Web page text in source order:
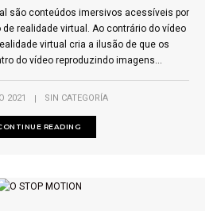
são conteúdos imersivos acessíveis por
realidade virtual. Ao contrário do vídeo
virtual cria a ilusão de que os
do vídeo reproduzindo imagens...
2021 | SIN CATEGORÍA
READING